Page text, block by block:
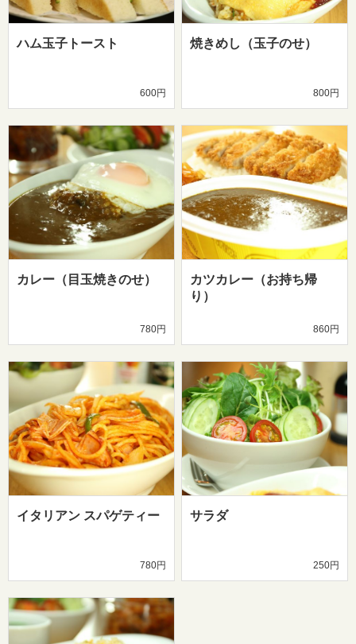
ハム玉子トースト
600円
焼きめし（玉子のせ）
800円
カレー（目玉焼きのせ）
780円
カツカレー（お持ち帰
り）
860円
イタリアン スパゲティー
780円
サラダ
250円